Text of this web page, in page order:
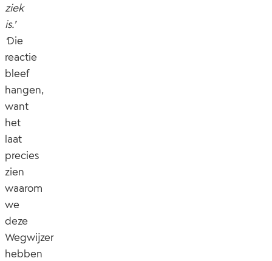
ziek
is.’
‘Die
reactie
bleef
hangen,
want
het
laat
precies
zien
waarom
we
deze
Wegwijzer
hebben